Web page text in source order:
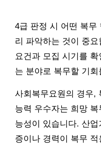
4급 판정 시 어떤 복무
리 파악하는 것이 중
요건과 모집 시기를
는 분야로 복무할 기
사회복무요원의 경우,
능력 우수자는 희망
능성이 있습니다. 산
증이나 경력이 복무